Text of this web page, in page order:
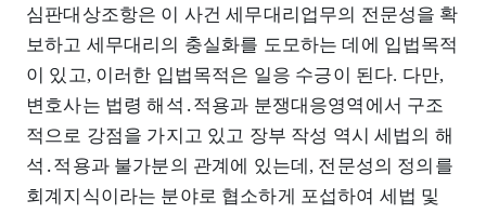
심판대상조항은 이 사건 세무대리업무의 전문성을 확
보하고 세무대리의 충실화를 도모하는 데에 입법목적
이 있고, 이러한 입법목적은 일응 수긍이 된다. 다만,
변호사는 법령 해석․적용과 분쟁대응영역에서 구조
적으로 강점을 가지고 있고 장부 작성 역시 세법의 해
석․적용과 불가분의 관계에 있는데, 전문성의 정의를
회계지식이라는 분야로 협소하게 포섭하여 세법 및